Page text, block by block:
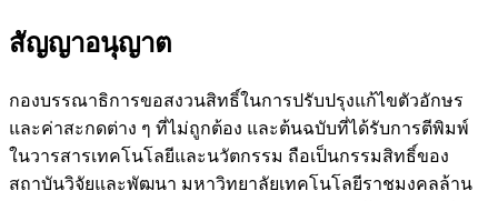
สัญญาอนุญาต
กองบรรณาธิการขอสงวนสิทธิ์ในการปรับปรุงแก้ไขตัวอักษร
และค่าสะกดต่าง ๆ ที่ไม่ถูกต้อง และต้นฉบับที่ได้รับการตีพิมพ์
ในวารสารเทคโนโลยีและนวัตกรรม ถือเป็นกรรมสิทธิ์ของ
สถาบันวิจัยและพัฒนา มหาวิทยาลัยเทคโนโลยีราชมงคลล้าน